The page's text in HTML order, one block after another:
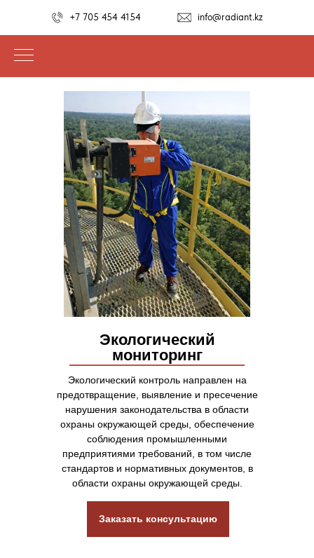
+7 705 454 4154 info@radiant.kz
Экологический
мониторинг
Экологический контроль направлен на
предотвращение, выявление и пресечение
нарушения законодательства в области
охраны окружающей среды, обеспечение
соблюдения промышленными
предприятиями требований, в том числе
стандартов и нормативных документов, в
области охраны окружающей среды.
Заказать консультацию